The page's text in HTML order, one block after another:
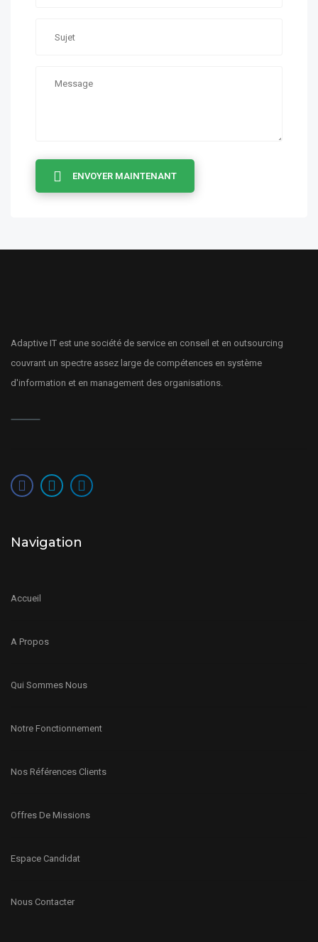
ENVOYER MAINTENANT
Adaptive IT est une société de service en conseil et en outsourcing
couvrant un spectre assez large de compétences en système
d'information et en management des organisations.
Navigation
Accueil
A Propos
Qui Sommes Nous
Notre Fonctionnement
Nos Références Clients
Offres De Missions
Espace Candidat
Nous Contacter